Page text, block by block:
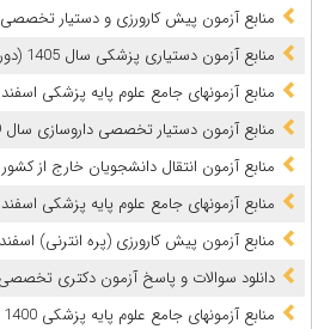
منابع آزمون پیش کارورزی و دستیار تخصصی اسفند 1403 تا
منابع آزمون دستیاری پزشکی سال 1405 (دوره 53)
منابع آزمونهای جامع علوم پایه پزشکی اسفند 1403 تا بهمن 1404
منابع آزمون دستیار تخصصی داروسازی سال 1399
منابع آزمون انتقال دانشجویان خارج از کشور
منابع آزمونهای جامع علوم پایه پزشکی اسفند 1404 تا بهمن
منابع آزمون پیش کارورزی (پره انترنی) اسفند 1404 تا بهمن
دانلود سوالات و پاسخ آزمون دکتری تخصصی PhD سال 1400
منابع آزمونهای جامع علوم پایه پزشکی 1400